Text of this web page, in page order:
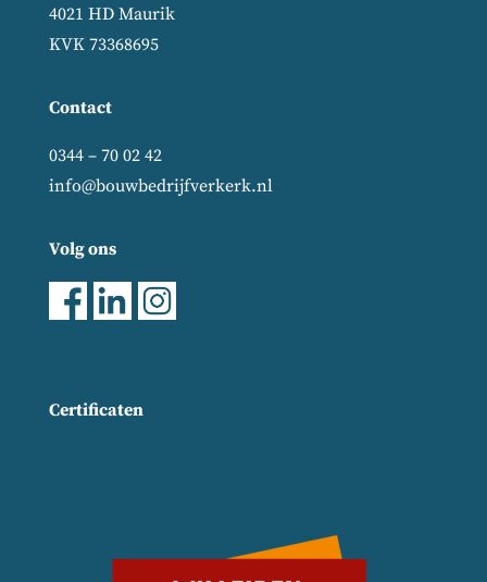
4021 HD Maurik
KVK 73368695
Contact
0344 – 70 02 42
info@bouwbedrijfverkerk.nl
Volg ons
Certificaten